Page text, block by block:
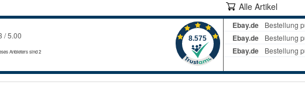
Alle Artikel